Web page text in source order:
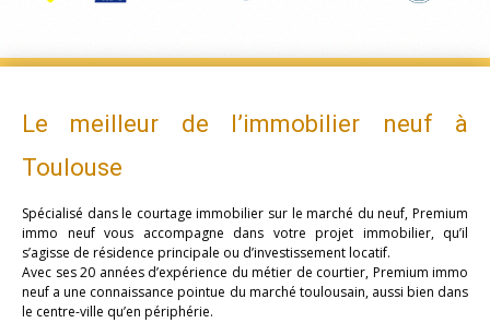
Le meilleur de l’immobilier neuf à
Toulouse
Spécialisé dans le courtage immobilier sur le marché du neuf, Premium
immo neuf vous accompagne dans votre projet immobilier, qu’il
s’agisse de résidence principale ou d’investissement locatif.
Avec ses 20 années d’expérience du métier de courtier, Premium immo
neuf a une connaissance pointue du marché toulousain, aussi bien dans
le centre-ville qu’en périphérie.